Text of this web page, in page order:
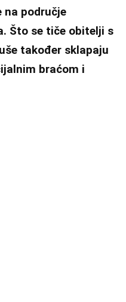
na područje
Što se tiče obitelji s
također sklapaju
braćom i